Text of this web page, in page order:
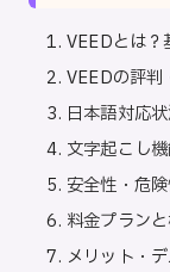
VEEDとは？
VEEDの評判
日本語対応
文字起こし
安全性・危
料金プラン
メリット・